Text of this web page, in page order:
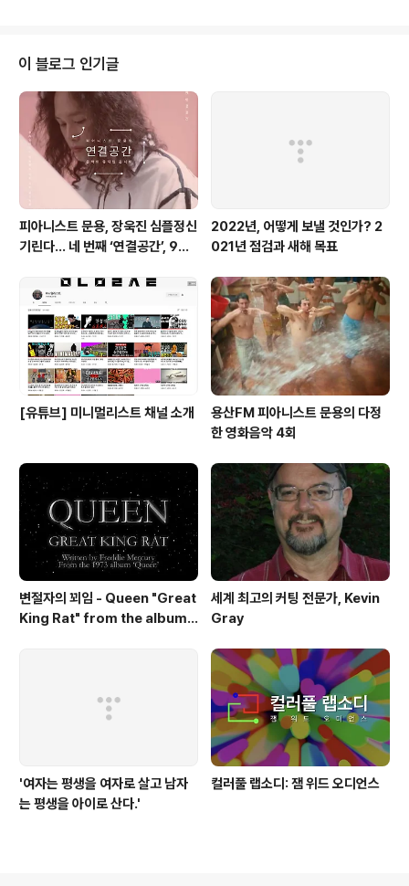
면 가능한 한 남기지 않고 먹는 게 소비다. 왓챠든 넷플릭스든 구독했으면 매달
구독료만 납부할 게 아니라 무엇이든 검색하고 챙겨 봐야 소비다. 가끔 쓰임새
가 ..
이 블로그 인기글
피아니스트 문용, 장욱진 심플정신
기린다… 네 번째 ‘연결공간’, 9월
2022년, 어떻게 보낼 것인가? 2
021년 점검과 새해 목표
[유튜브] 미니멀리스트 채널 소개
용산FM 피아니스트 문용의 다정
한 영화음악 4회
변절자의 꾀임 - Queen "Great
King Rat" from the album
세계 최고의 커팅 전문가, Kevin
Gray
'여자는 평생을 여자로 살고 남자
는 평생을 아이로 산다.'
컬러풀 랩소디: 잼 위드 오디언스